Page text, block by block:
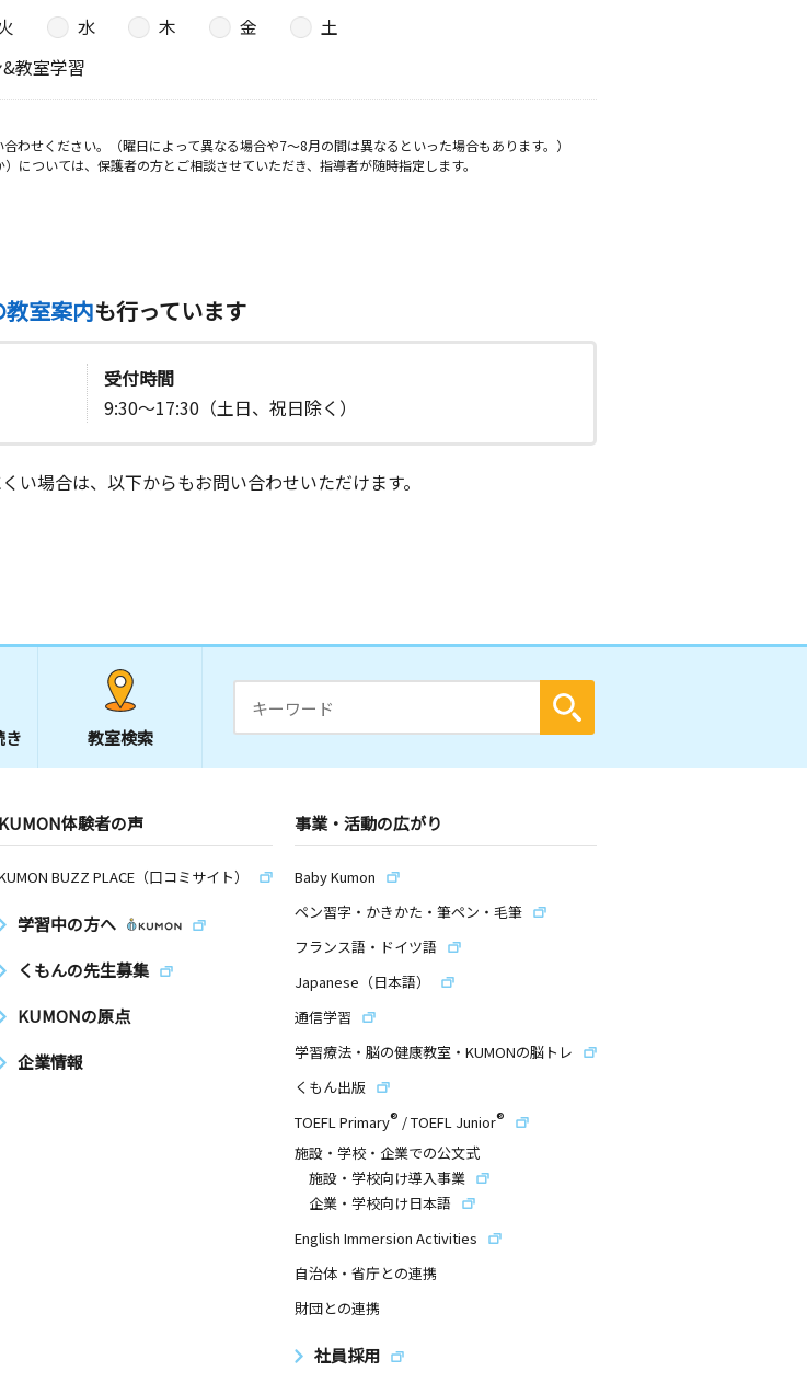
水 木 金
土
教室学習
せください。（曜日によって異なる場合や7～8月の間は異なるといった場合もあります。）
ついては、保護者の方とご相談させていただき、指導者が随時指定します。
室案内も行っています
受付時間
9:30～17:30（土日、祝日除く）
い場合は、以下からもお問い合わせいただけます。
き 教室検索
KUMON体験者の声
BUZZ PLACE（口コミサイト）
学習中の方へ
くもんの先生募集
KUMONの原点
企業情報
事業・活動の広がり
Baby Kumon
ペン習字・かきかた・筆ペン・毛筆
フランス語・ドイツ語
Japanese（日本語）
通信学習
学習療法・脳の健康教室・KUMONの脳トレ
くもん出版
TOEFL Primary® /TOEFL Junior®
施設・学校・企業での公文式
施設・学校向け導入事業
企業・学校向け日本語
English Immersion Activities
自治体・省庁との連携
財団との連携
社員採用